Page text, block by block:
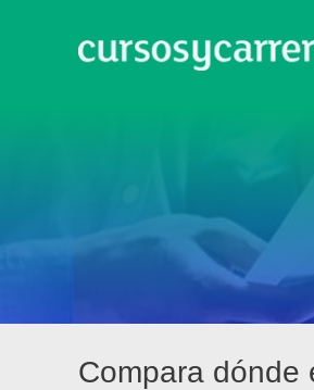
Compara dónde